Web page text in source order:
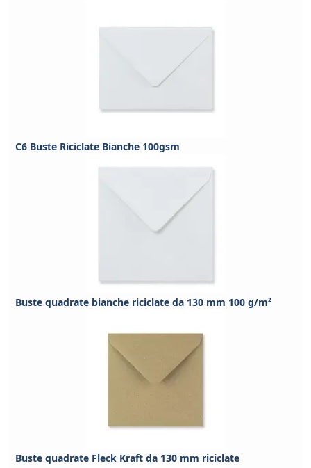
C6 Buste Riciclate Bianche 100gsm
Buste quadrate bianche riciclate da 130 mm 100 g/m²
Buste quadrate Fleck Kraft da 130 mm riciclate